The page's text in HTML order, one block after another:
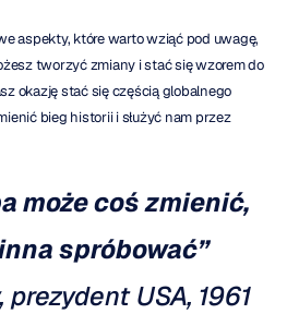
aspekty, które warto wziąć pod uwagę,
tworzyć zmiany i stać się wzorem do
okazję stać się częścią globalnego
bieg historii i służyć nam przez
może coś zmienić,
spróbować”
prezydent USA, 1961